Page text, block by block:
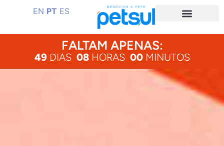
EN PT ES
FALTAM APENAS:
49 DIAS 08 HORAS 00 MINUTOS